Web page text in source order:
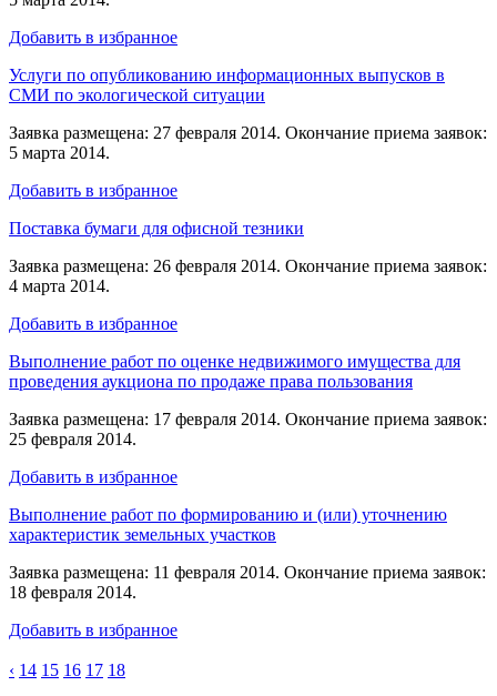
Добавить в избранное
Услуги по опубликованию информационных выпусков в
СМИ по экологической ситуации
Заявка размещена: 27 февраля 2014. Окончание приема заявок:
5 марта 2014.
Добавить в избранное
Поставка бумаги для офисной тезники
Заявка размещена: 26 февраля 2014. Окончание приема заявок:
4 марта 2014.
Добавить в избранное
Выполнение работ по оценке недвижимого имущества для
проведения аукциона по продаже права пользования
Заявка размещена: 17 февраля 2014. Окончание приема заявок:
25 февраля 2014.
Добавить в избранное
Выполнение работ по формированию и (или) уточнению
характеристик земельных участков
Заявка размещена: 11 февраля 2014. Окончание приема заявок:
18 февраля 2014.
Добавить в избранное
‹ 14 15 16 17 18